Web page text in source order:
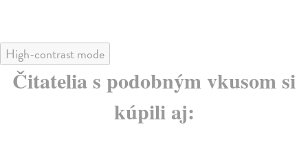
High-contrast mode
Čitatelia s podobným vkusom si
kúpili aj: